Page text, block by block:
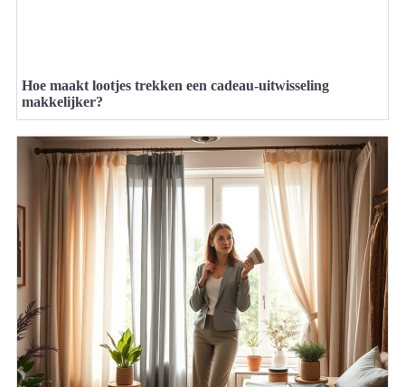
Hoe maakt lootjes trekken een cadeau-uitwisseling
makkelijker?